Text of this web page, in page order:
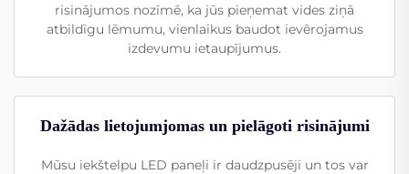
risinājumos nozīmē, ka jūs pieņemat vides ziņā
atbildīgu lēmumu, vienlaikus baudot ievērojamus
izdevumu ietaupījumus.
Dažādas lietojumjomas un pielāgoti risinājumi
Mūsu iekštelpu LED paneļi ir daudzpusēji un tos var